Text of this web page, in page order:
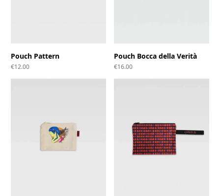
Pouch Pattern
€12.00
Pouch Bocca della Verità
€16.00